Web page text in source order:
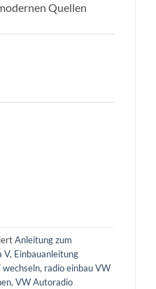
Quellen
Anleitung zum
V, Einbauanleitung
wechseln, radio einbau VW
, VW Autoradio